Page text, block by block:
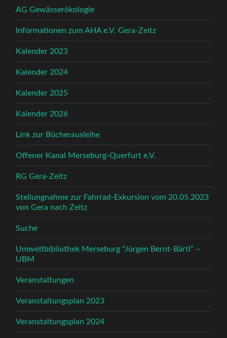
AG Gewässerökologie
Informationen zum AHA e.V. Gera-Zeitz
Kalender 2023
Kalender 2024
Kalender 2025
Kalender 2026
Link zur Bücherausleihe
Offener Kanal Merseburg-Querfurt e.V.
RG Gera-Zeitz
Stellungnahme zur Fahrrad-Exkursion vom 20.05.2023
von Gera nach Zeitz
Suche
Umweltbibliothek Merseburg “Jürgen Bernt-Bärtl” –
UBM
Veranstaltungen
Veranstaltungsplan 2023
Veranstaltungsplan 2024